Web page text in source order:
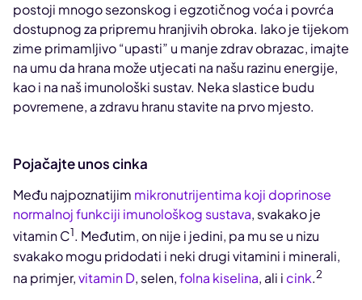
postoji mnogo sezonskog i egzotičnog voća i povrća
dostupnog za pripremu hranjivih obroka. Iako je tijekom
zime primamljivo “upasti” u manje zdrav obrazac, imajte
na umu da hrana može utjecati na našu razinu energije,
kao i na naš imunološki sustav. Neka slastice budu
povremene, a zdravu hranu stavite na prvo mjesto.
Pojačajte unos cinka
Među najpoznatijim mikronutrijentima koji doprinose
normalnoj funkciji imunološkog sustava, svakako je
vitamin C1. Međutim, on nije i jedini, pa mu se u nizu
svakako mogu pridodati i neki drugi vitamini i minerali,
na primjer,vitamin D, selen,folna kiselina, ali i cink.2